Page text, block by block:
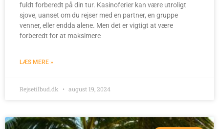
fuldt forberedt på din tur. Kasinoferier kan være utroligt
sjove, uanset om du rejser med en partner, en gruppe
venner, eller endda alene. Men det er vigtigt at være
forberedt for at maksimere
LÆS MERE »
Rejsetilbud.dk august 19, 2024